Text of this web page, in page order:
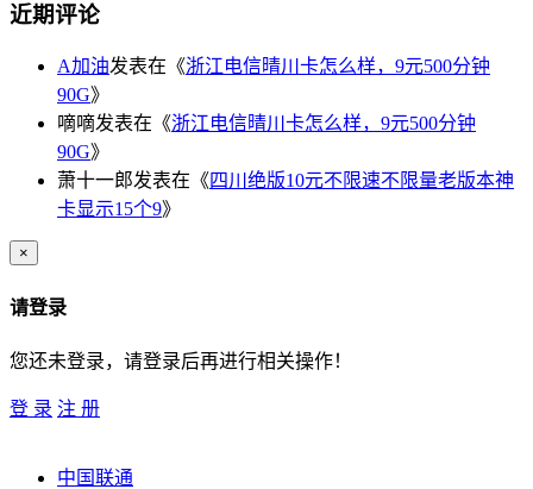
近期评论
A加油发表在《浙江电信晴川卡怎么样，9元500分钟
90G》
嘀嘀发表在《浙江电信晴川卡怎么样，9元500分钟
90G》
萧十一郎发表在《四川绝版10元不限速不限量老版本神
卡显示15个9》
×
请登录
您还未登录，请登录后再进行相关操作！
登 录 注 册
中国联通